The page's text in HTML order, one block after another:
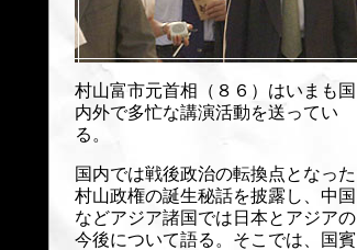
村山富市元首相（８６）はいまも国
内外で多忙な講演活動を送ってい
る。
国内では戦後政治の転換点となった
村山政権の誕生秘話を披露し、中国
などアジア諸国では日本とアジアの
今後について語る。そこでは、国賓